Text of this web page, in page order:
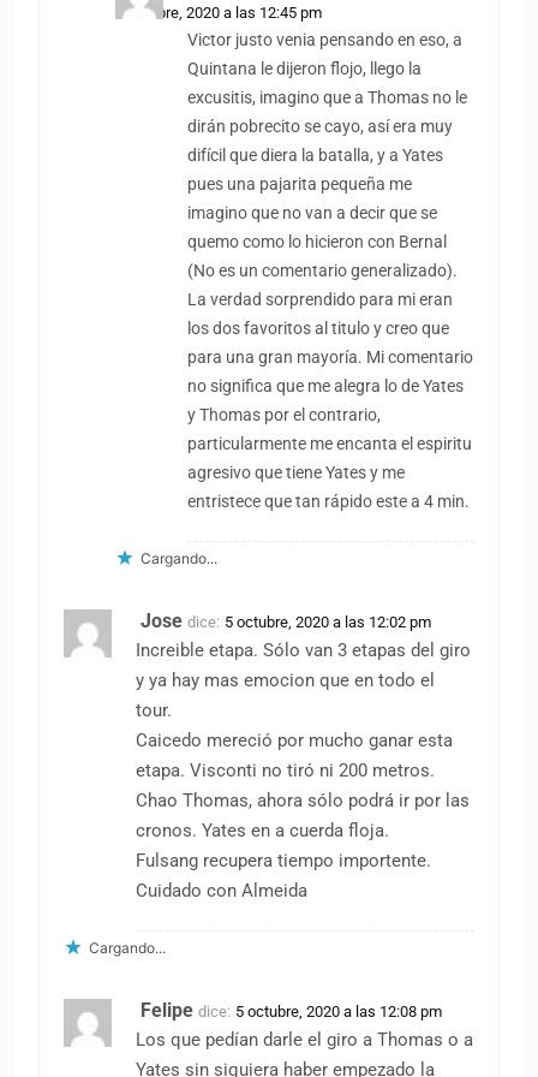
5 octubre, 2020 a las 12:45 pm
Victor justo venia pensando en eso, a
Quintana le dijeron flojo, llego la
excusitis, imagino que a Thomas no le
dirán pobrecito se cayo, así era muy
difícil que diera la batalla, y a Yates
pues una pajarita pequeña me
imagino que no van a decir que se
quemo como lo hicieron con Bernal
(No es un comentario generalizado).
La verdad sorprendido para mi eran
los dos favoritos al titulo y creo que
para una gran mayoría. Mi comentario
no significa que me alegra lo de Yates
y Thomas por el contrario,
particularmente me encanta el espiritu
agresivo que tiene Yates y me
entristece que tan rápido este a 4 min.
Cargando...
Jose dice: 5 octubre, 2020 a las 12:02 pm
Increible etapa. Sólo van 3 etapas del giro
y ya hay mas emocion que en todo el
tour.
Caicedo mereció por mucho ganar esta
etapa. Visconti no tiró ni 200 metros.
Chao Thomas, ahora sólo podrá ir por las
cronos. Yates en a cuerda floja.
Fulsang recupera tiempo importente.
Cuidado con Almeida
Cargando...
Felipe dice: 5 octubre, 2020 a las 12:08 pm
Los que pedían darle el giro a Thomas o a
Yates sin siquiera haber empezado la